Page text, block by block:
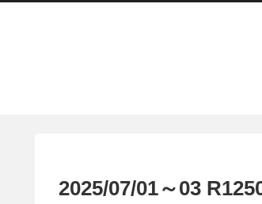
2025/07/01～03